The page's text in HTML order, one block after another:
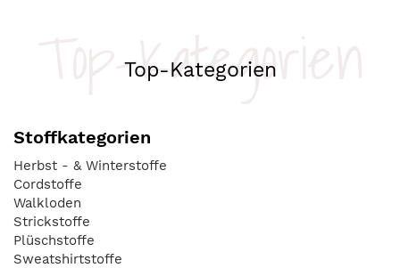
Top-Kategorien
Top-Kategorien
Stoffkategorien
Herbst - & Winterstoffe
Cordstoffe
Walkloden
Strickstoffe
Plüschstoffe
Sweatshirtstoffe